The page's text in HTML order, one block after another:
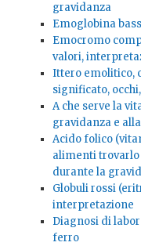
gravidanza
Emoglobina
Emocromo
valori,
Ittero emolitico,
significato,
A che serve la
gravidanza e
Acido folico
alimenti
durante la
Globuli rossi
interpretazione
Diagnosi di
ferro